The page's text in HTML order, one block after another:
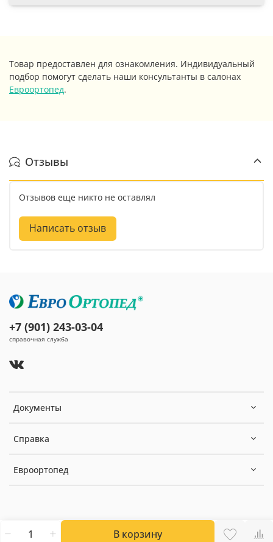
В корзину
Товар предоставлен для ознакомления. Индивидуальный
подбор помогут сделать наши консультанты в салонах
Евроортопед.
Отзывы
Отзывов еще никто не оставлял
Написать отзыв
Документы
Справка
Евроортопед
+7 (901) 243-03-04
справочная служба